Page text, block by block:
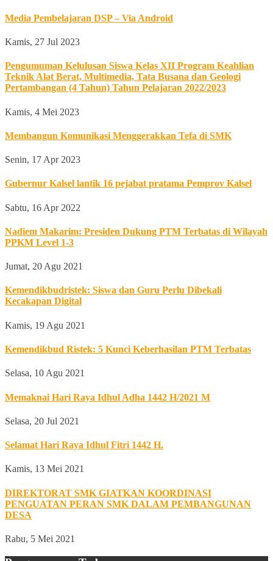
Media Pembelajaran DSP – Via Android
Kamis, 27 Jul 2023
Pengumuman Kelulusan Siswa Kelas XII Program Keahlian
Teknik Alat Berat, Multimedia, Tata Busana dan Geologi
Pertambangan (4 Tahun) Tahun Pelajaran 2022/2023
Kamis, 4 Mei 2023
Membangun Komunikasi Menggerakkan Tefa di SMK
Senin, 17 Apr 2023
Gubernur Kalsel lantik 16 pejabat pratama Pemprov Kalsel
Sabtu, 16 Apr 2022
Nadiem Makarim: Presiden Dukung PTM Terbatas di Wilayah
PPKM Level 1-3
Jumat, 20 Agu 2021
Kemendikbudristek: Siswa dan Guru Perlu Dibekali
Kecakapan Digital
Kamis, 19 Agu 2021
Kemendikbud Ristek: 5 Kunci Keberhasilan PTM Terbatas
Selasa, 10 Agu 2021
Memaknai Hari Raya Idhul Adha 1442 H/2021 M
Selasa, 20 Jul 2021
Selamat Hari Raya Idhul Fitri 1442 H.
Kamis, 13 Mei 2021
DIREKTORAT SMK GIATKAN KOORDINASI
PENGUATAN PERAN SMK DALAM PEMBANGUNAN
DESA
Rabu, 5 Mei 2021